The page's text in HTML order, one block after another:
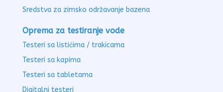
Sredstva za zimsko održavanje bazena
Oprema za testiranje vode
Testeri sa listićima / trakicama
Testeri sa kapima
Testeri sa tabletama
Digitalni testeri